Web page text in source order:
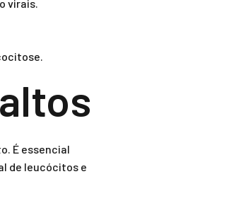
virais.
É essencial
de leucócitos e